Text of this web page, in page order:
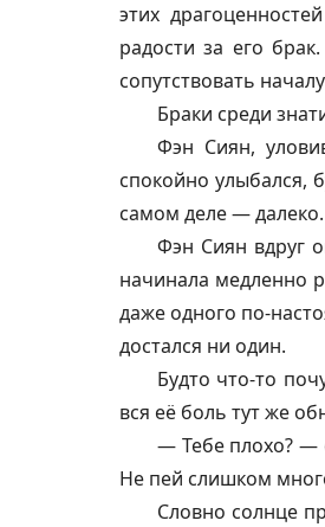
этих
радости за его
сопутствовать
Браки среди
Фэн Сиян,
спокойно улыбался,
самом деле — далеко.
Фэн Сиян вдруг
начинала медленно
даже одного по-
достался ни один.
Будто что-то
вся её боль тут же
— Тебе плохо? —
Не пей слишком
Словно солнце